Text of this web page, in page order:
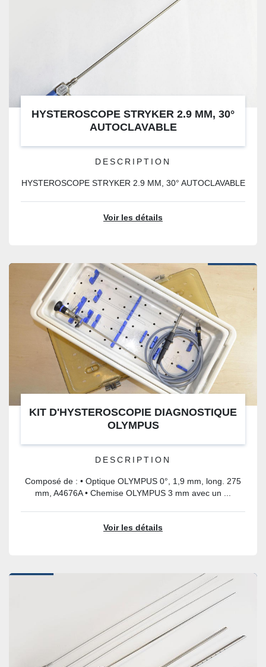
HYSTEROSCOPE STRYKER 2.9 MM, 30°
AUTOCLAVABLE
DESCRIPTION
HYSTEROSCOPE STRYKER 2.9 MM, 30° AUTOCLAVABLE
Voir les détails
KIT D'HYSTEROSCOPIE DIAGNOSTIQUE
OLYMPUS
DESCRIPTION
Composé de : • Optique OLYMPUS 0°, 1,9 mm, long. 275
mm, A4676A • Chemise OLYMPUS 3 mm avec un ...
Voir les détails